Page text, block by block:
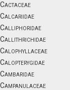
Cactaceae
Calcariidae
Calliphoridae
Callithrichidae
Calophyllaceae
Calopterygidae
Cambaridae
Campanulaceae